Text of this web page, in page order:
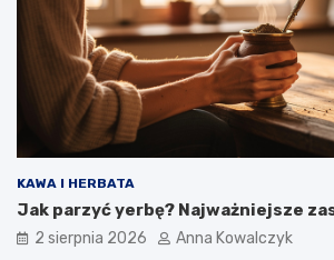
KAWA I HERBATA
Jak parzyć yerbę? Najważniejsze
2 sierpnia 2026 Anna Kowalczyk